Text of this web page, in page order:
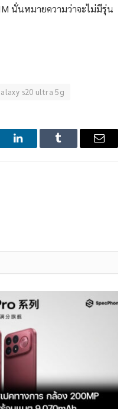
นั่นหมายความว่าจะไม่มีรุ่น
s20 ultra 5g
LinkedInTumblr Email